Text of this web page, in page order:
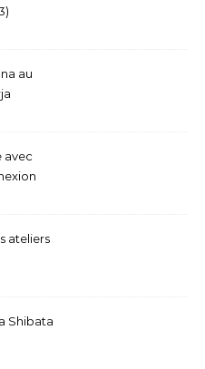
au
avec
ateliers
Shibata